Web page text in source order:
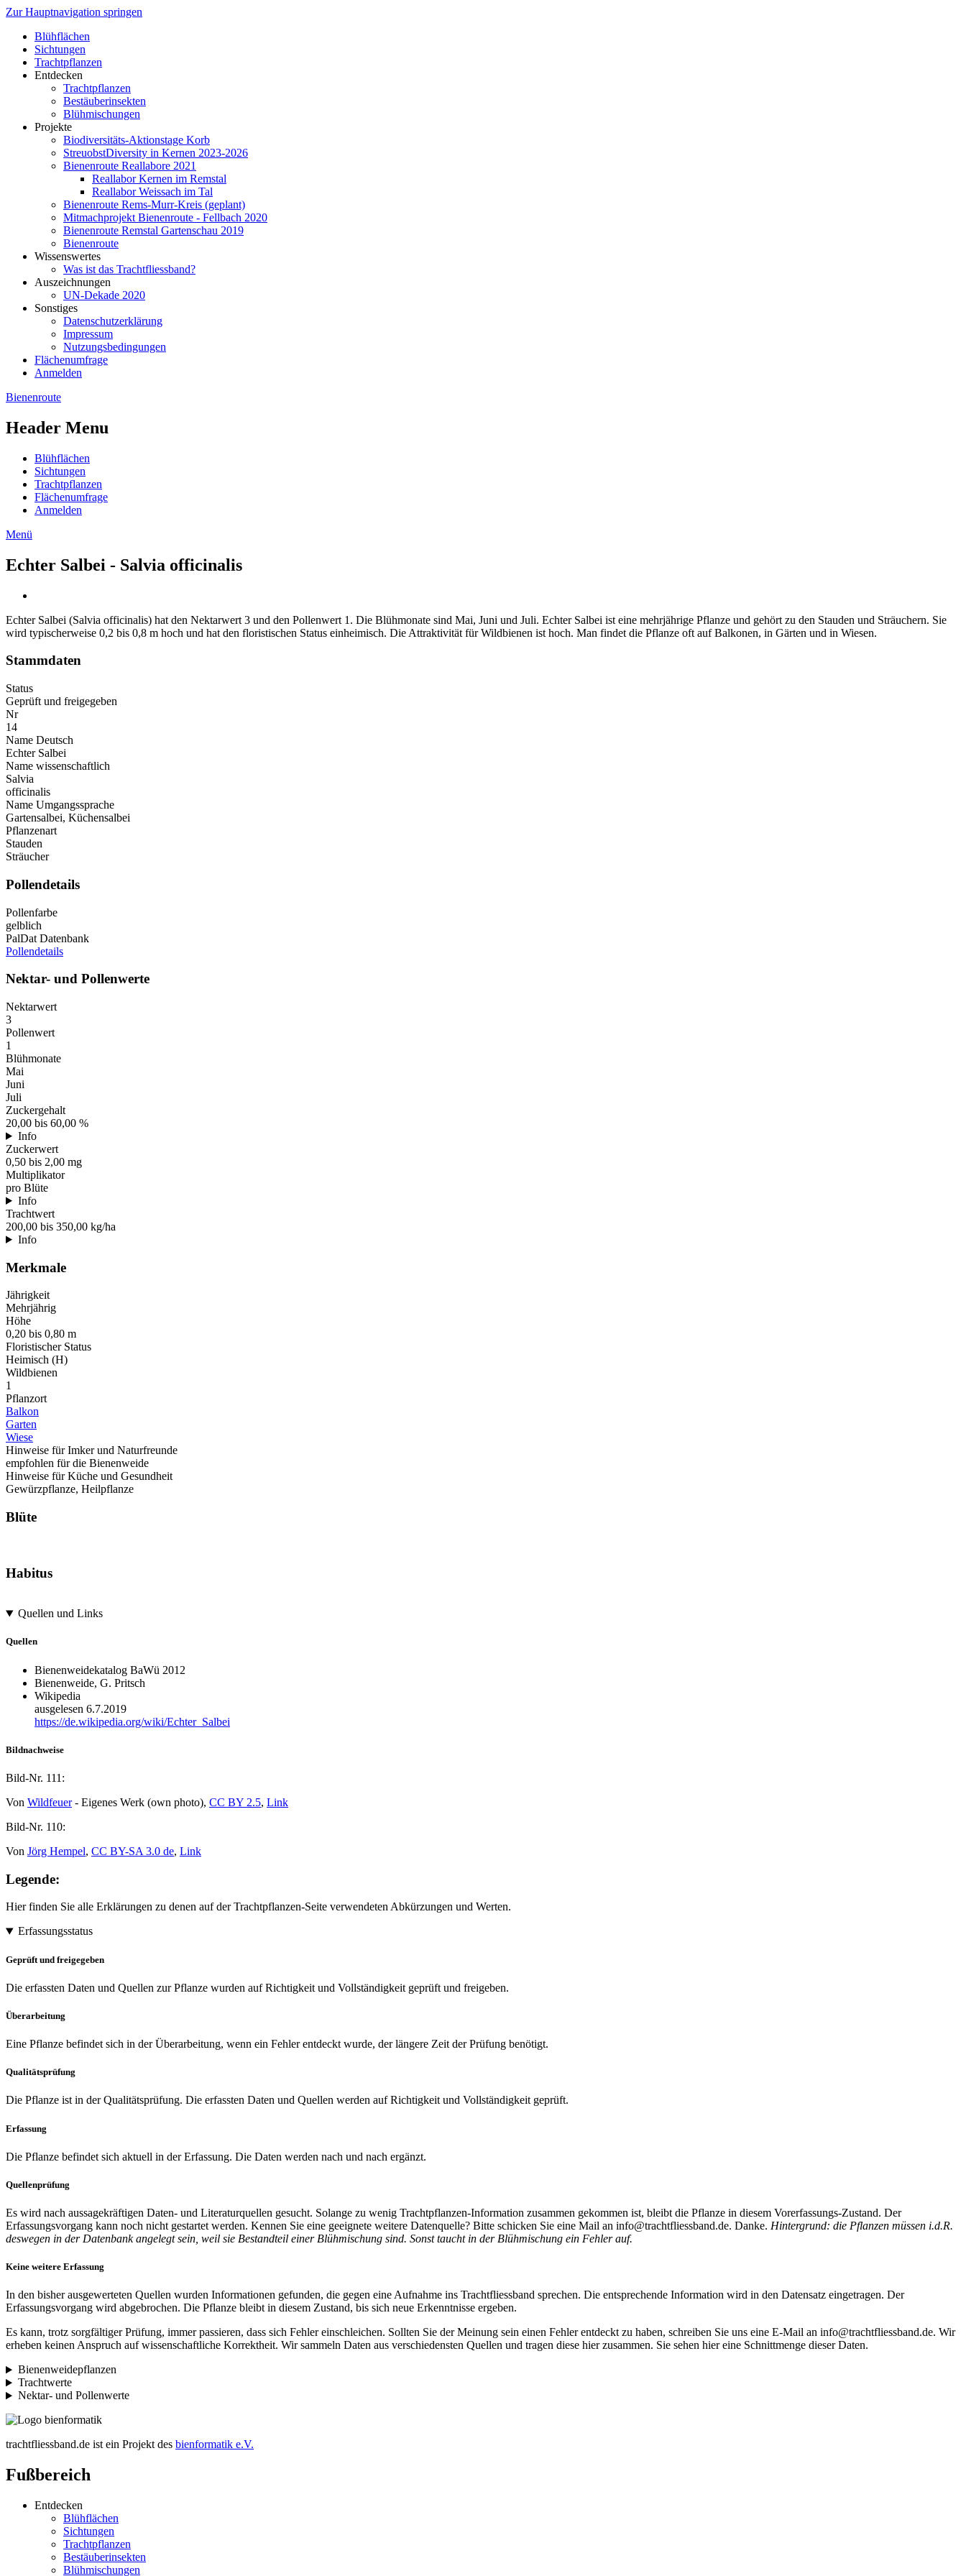
Zur Hauptnavigation springen
Blühflächen
Sichtungen
Trachtpflanzen
Entdecken
Trachtpflanzen
Bestäuberinsekten
Blühmischungen
Projekte
Biodiversitäts-Aktionstage Korb
StreuobstDiversity in Kernen 2023-2026
Bienenroute Reallabore 2021
Reallabor Kernen im Remstal
Reallabor Weissach im Tal
Bienenroute Rems-Murr-Kreis (geplant)
Mitmachprojekt Bienenroute - Fellbach 2020
Bienenroute Remstal Gartenschau 2019
Bienenroute
Wissenswertes
Was ist das Trachtfliessband?
Auszeichnungen
UN-Dekade 2020
Sonstiges
Datenschutzerklärung
Impressum
Nutzungsbedingungen
Flächenumfrage
Anmelden
Bienenroute
Header Menu
Blühflächen
Sichtungen
Trachtpflanzen
Flächenumfrage
Anmelden
Menü
Echter Salbei - Salvia officinalis
Echter Salbei (Salvia officinalis) hat den Nektarwert 3 und den Pollenwert 1. Die Blühmonate sind Mai, Juni und Juli. Echter Salbei ist eine mehrjährige Pflanze und gehört zu den Stauden und Sträuchern. Sie
wird typischerweise 0,2 bis 0,8 m hoch und hat den floristischen Status einheimisch. Die Attraktivität für Wildbienen ist hoch. Man findet die Pflanze oft auf Balkonen, in Gärten und in Wiesen.
Stammdaten
Status
Geprüft und freigegeben
Nr
14
Name Deutsch
Echter Salbei
Name wissenschaftlich
Salvia
officinalis
Name Umgangssprache
Gartensalbei, Küchensalbei
Pflanzenart
Stauden
Sträucher
Pollendetails
Pollenfarbe
gelblich
PalDat Datenbank
Pollendetails
Nektar- und Pollenwerte
Nektarwert
3
Pollenwert
1
Blühmonate
Mai
Juni
Juli
Zuckergehalt
20,00 bis 60,00 %
Info
Zuckerwert
0,50 bis 2,00 mg
Multiplikator
pro Blüte
Info
Trachtwert
200,00 bis 350,00 kg/ha
Info
Merkmale
Jährigkeit
Mehrjährig
Höhe
0,20 bis 0,80 m
Floristischer Status
Heimisch (H)
Wildbienen
1
Pflanzort
Balkon
Garten
Wiese
Hinweise für Imker und Naturfreunde
empfohlen für die Bienenweide
Hinweise für Küche und Gesundheit
Gewürzpflanze, Heilpflanze
Blüte
Habitus
Quellen und Links
Quellen
Bienenweidekatalog BaWü 2012
Bienenweide, G. Pritsch
Wikipedia
ausgelesen 6.7.2019
https://de.wikipedia.org/wiki/Echter_Salbei
Bildnachweise
Bild-Nr. 111:
Von Wildfeuer- Eigenes Werk (own photo), CC BY 2.5, Link
Bild-Nr. 110:
Von Jörg Hempel, CC BY-SA 3.0 de, Link
Legende:
Hier finden Sie alle Erklärungen zu denen auf der Trachtpflanzen-Seite verwendeten Abkürzungen und Werten.
Erfassungsstatus
Geprüft und freigegeben
Die erfassten Daten und Quellen zur Pflanze wurden auf Richtigkeit und Vollständigkeit geprüft und freigeben.
Überarbeitung
Eine Pflanze befindet sich in der Überarbeitung, wenn ein Fehler entdeckt wurde, der längere Zeit der Prüfung benötigt.
Qualitätsprüfung
Die Pflanze ist in der Qualitätsprüfung. Die erfassten Daten und Quellen werden auf Richtigkeit und Vollständigkeit geprüft.
Erfassung
Die Pflanze befindet sich aktuell in der Erfassung. Die Daten werden nach und nach ergänzt.
Quellenprüfung
Es wird nach aussagekräftigen Daten- und Literaturquellen gesucht. Solange zu wenig Trachtpflanzen-Information zusammen gekommen ist, bleibt die Pflanze in diesem Vorerfassungs-Zustand. Der
Erfassungsvorgang kann noch nicht gestartet werden. Kennen Sie eine geeignete weitere Datenquelle? Bitte schicken Sie eine Mail an info@trachtfliessband.de. Danke. Hintergrund: die Pflanzen müssen i.d.R.
deswegen in der Datenbank angelegt sein, weil sie Bestandteil einer Blühmischung sind. Sonst taucht in der Blühmischung ein Fehler auf.
Keine weitere Erfassung
In den bisher ausgewerteten Quellen wurden Informationen gefunden, die gegen eine Aufnahme ins Trachtfliessband sprechen. Die entsprechende Information wird in den Datensatz eingetragen. Der
Erfassungsvorgang wird abgebrochen. Die Pflanze bleibt in diesem Zustand, bis sich neue Erkenntnisse ergeben.
Es kann, trotz sorgfältiger Prüfung, immer passieren, dass sich Fehler einschleichen. Sollten Sie der Meinung sein einen Fehler entdeckt zu haben, schreiben Sie uns eine E-Mail an info@trachtfliessband.de. Wir
erheben keinen Anspruch auf wissenschaftliche Korrektheit. Wir sammeln Daten aus verschiedensten Quellen und tragen diese hier zusammen. Sie sehen hier eine Schnittmenge dieser Daten.
Bienenweidepflanzen
Trachtwerte
Nektar- und Pollenwerte
trachtfliessband.de ist ein Projekt des bienformatik e.V.
Fußbereich
Entdecken
Blühflächen
Sichtungen
Trachtpflanzen
Bestäuberinsekten
Blühmischungen